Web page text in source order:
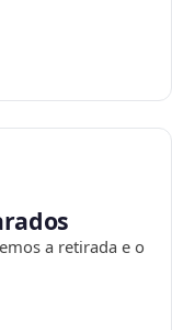
a retirada e o